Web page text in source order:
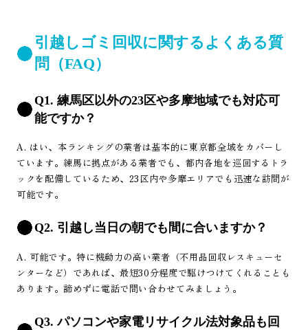
引越しゴミ回収に関するよくある質
問（FAQ）
Q1. 練馬区以外の23区や多摩地域でも対応可
能ですか？
A. はい、本ランキングの業者は基本的に東京都全域をカバーし
ています。練馬に拠点がある業者でも、都内各地を巡回するトラ
ックを配備しているため、23区内や多摩エリアでも迅速な訪問が
可能です。
Q2. 引越し当日の朝でも間に合いますか？
A. 可能です。特に機動力の高い業者（不用品回収レスキューセ
ンターなど）であれば、最短30分程度で駆けつけてくれることも
あります。諦めずに電話で問い合わせてみましょう。
Q3. パソコンや家電リサイクル法対象品も回